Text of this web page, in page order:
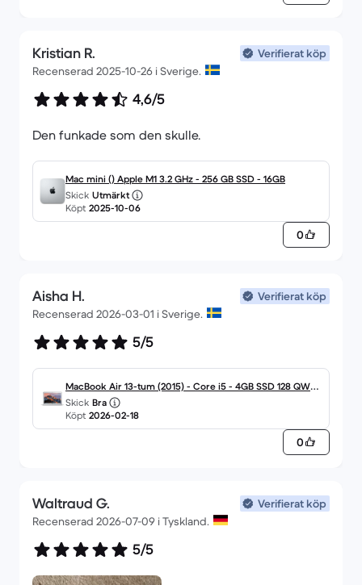
MVH
perolofjansson@hotmail com
Kristian R.
Verifierat köp
Recenserad 2025-10-26 i Sverige.
4,6/5
Den funkade som den skulle.
Mac mini () Apple M1 3.2 GHz - 256 GB SSD - 16GB
Skick Utmärkt
Köpt 2025-10-06
0
Aisha H.
Verifierat köp
Recenserad 2026-03-01 i Sverige.
5/5
MacBook Air 13-tum (2015) - Core i5 - 4GB SSD 128 QWER
TY - Portugisisk
Skick Bra
Köpt 2026-02-18
0
Waltraud G.
Verifierat köp
Recenserad 2026-07-09 i Tyskland.
5/5